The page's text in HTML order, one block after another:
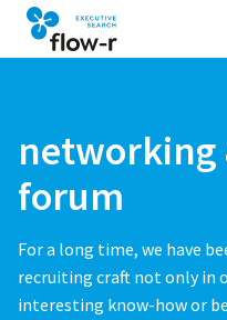
networking
forum
For a long time, we have
recruiting craft not only in
interesting know-how or